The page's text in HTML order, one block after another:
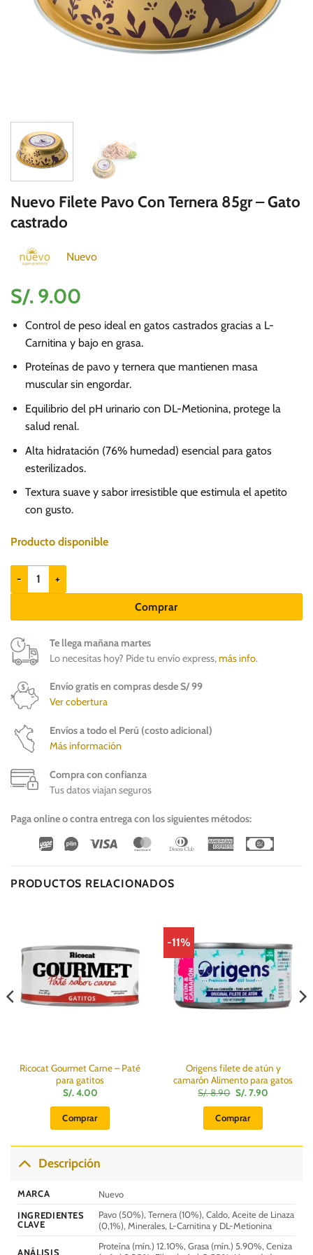
Nuevo Filete Pavo Con Ternera 85gr – Gato
castrado
Nuevo
S/. 9.00
Control de peso ideal en gatos castrados gracias a L-
Carnitina y bajo en grasa.
Proteínas de pavo y ternera que mantienen masa
muscular sin engordar.
Equilibrio del pH urinario con DL-Metionina, protege la
salud renal.
Alta hidratación (76% humedad) esencial para gatos
esterilizados.
Textura suave y sabor irresistible que estimula el apetito
con gusto.
Producto disponible
Nuevo Filete Pavo Con Ternera 85gr - Gato castrado cantidad
Comprar
Te llega mañana martes
Lo necesitas hoy? Pide tu envío express,más info.
Envío gratis en compras desde S/ 99
Ver cobertura
Envíos a todo el Perú (costo adicional)
Más información
Compra con confianza
Tus datos viajan seguros
Paga online o contra entrega con los siguientes métodos:
Wirecard
Vipps Visa MasterCardDinners
American
PRODUCTOS RELACIONADOS
Ricocat Gourmet Carne – Paté
para gatitos
S/.4.00
Comprar
-11%
Origens filete de atún y
camarón Alimento para gatos
S/.8.90 El
precio
original
era:
S/.
S/.7.90El
Comprar
Descripción
MARCA
Nuevo
INGREDIENTES
CLAVE
Pavo (50%), Ternera (10%), Caldo, Aceite de Linaza
(0,1%), Minerales, L-Carnitina y DL-Metionina
ANÁLISIS
Proteína (mín.) 12.10%, Grasa (mín.) 5.90%, Ceniza